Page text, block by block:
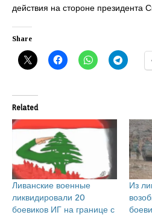
действия на стороне президента
Share
Related
Ливанские военные
ликвидировали 20
боевиков ИГ на границе с
Из